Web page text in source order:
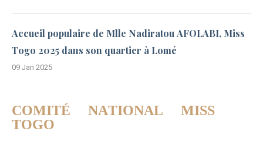
Accueil populaire de Mlle Nadiratou AFOLABI, Miss
Togo 2025 dans son quartier à Lomé
09 Jan 2025
COMITÉ NATIONAL MISS
TOGO